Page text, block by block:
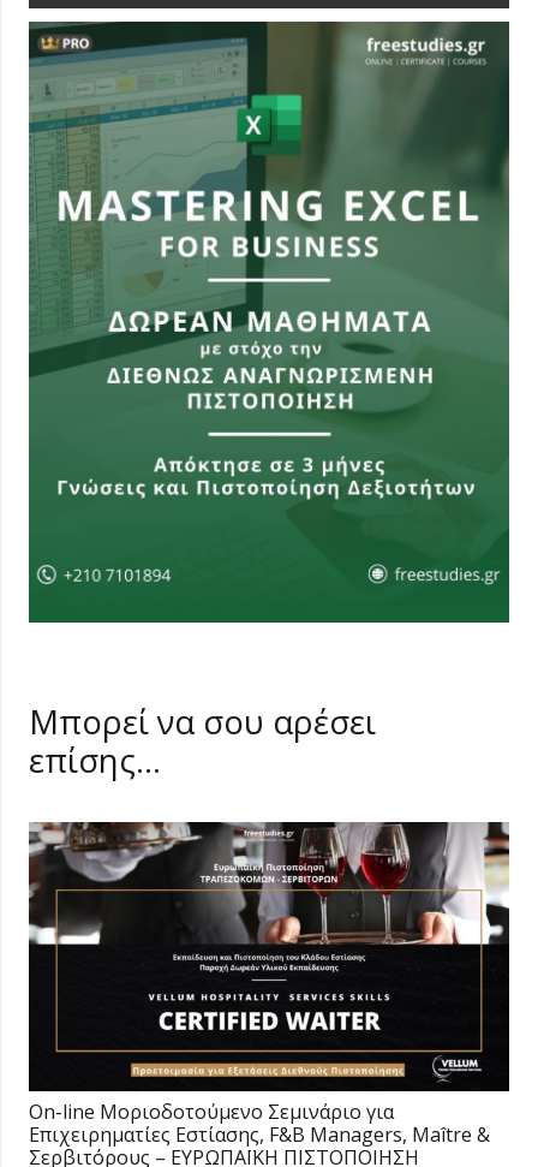
Μπορεί να σου αρέσει
επίσης…
On-line Moριοδοτούμενο Σεμινάριο για
Επιχειρηματίες Εστίασης, F&B Managers, Maître &
Σερβιτόρους – ΕΥΡΩΠΑΪΚΗ ΠΙΣΤΟΠΟΙΗΣΗ